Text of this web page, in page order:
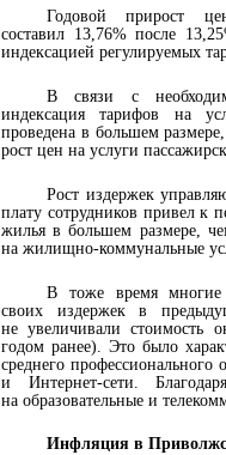
Годовой прирост
составил 13,76% после
индексацией регулируемых
В связи с
индексация тарифов на
проведена в большем
рост цен на услуги
Рост издержек
плату сотрудников привел к
жилья в большем размере,
на жилищно-коммунальные
В
тоже время многие
своих издержек в
не увеличивали стоимость
годом ранее). Это было
среднего профессионального
и
Интернет-сети.
на образовательные и
Инфляция в